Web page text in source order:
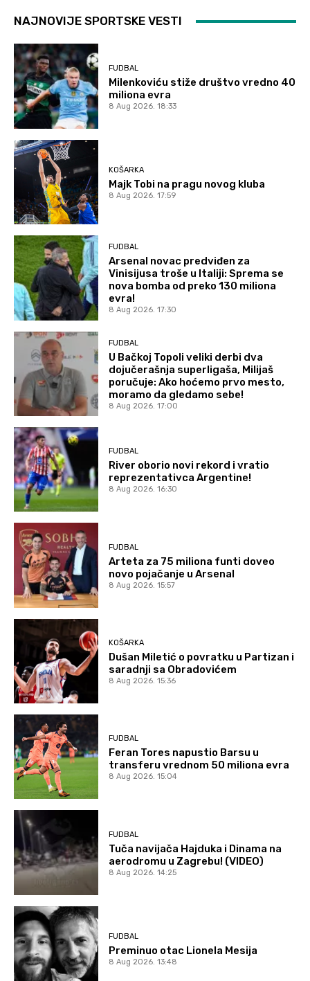
NAJNOVIJE SPORTSKE VESTI
FUDBAL
Milenkoviću stiže društvo vredno 40
miliona evra
8 Aug 2026. 18:33
KOŠARKA
Majk Tobi na pragu novog kluba
8 Aug 2026. 17:59
FUDBAL
Arsenal novac predviđen za
Vinisijusa troše u Italiji: Sprema se
nova bomba od preko 130 miliona
evra!
8 Aug 2026. 17:30
FUDBAL
U Bačkoj Topoli veliki derbi dva
dojučerašnja superligaša, Milijaš
poručuje: Ako hoćemo prvo mesto,
moramo da gledamo sebe!
8 Aug 2026. 17:00
FUDBAL
River oborio novi rekord i vratio
reprezentativca Argentine!
8 Aug 2026. 16:30
FUDBAL
Arteta za 75 miliona funti doveo
novo pojačanje u Arsenal
8 Aug 2026. 15:57
KOŠARKA
Dušan Miletić o povratku u Partizan i
saradnji sa Obradovićem
8 Aug 2026. 15:36
FUDBAL
Feran Tores napustio Barsu u
transferu vrednom 50 miliona evra
8 Aug 2026. 15:04
FUDBAL
Tuča navijača Hajduka i Dinama na
aerodromu u Zagrebu! (VIDEO)
8 Aug 2026. 14:25
FUDBAL
Preminuo otac Lionela Mesija
8 Aug 2026. 13:48